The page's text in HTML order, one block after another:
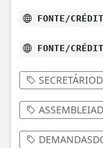
FONTE/
FONTE/